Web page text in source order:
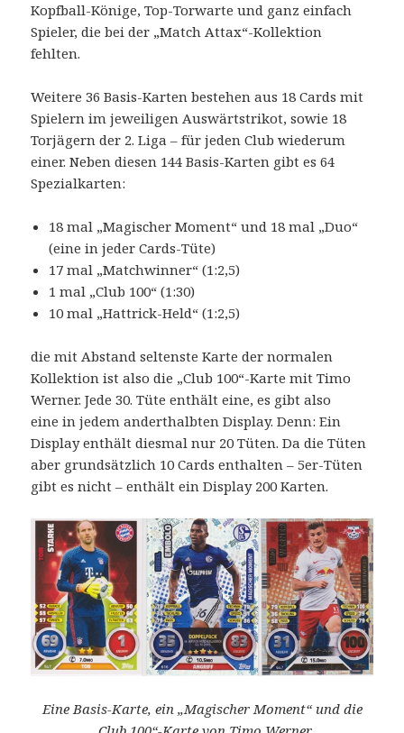
Kopfball-Könige, Top-Torwarte und ganz einfach
Spieler, die bei der „Match Attax“-Kollektion
fehlten.
Weitere 36 Basis-Karten bestehen aus 18 Cards mit
Spielern im jeweiligen Auswärtstrikot, sowie 18
Torjägern der 2. Liga – für jeden Club wiederum
einer. Neben diesen 144 Basis-Karten gibt es 64
Spezialkarten:
18 mal „Magischer Moment“ und 18 mal „Duo“
(eine in jeder Cards-Tüte)
17 mal „Matchwinner“ (1:2,5)
1 mal „Club 100“ (1:30)
10 mal „Hattrick-Held“ (1:2,5)
die mit Abstand seltenste Karte der normalen
Kollektion ist also die „Club 100“-Karte mit Timo
Werner. Jede 30. Tüte enthält eine, es gibt also
eine in jedem anderthalbten Display. Denn: Ein
Display enthält diesmal nur 20 Tüten. Da die Tüten
aber grundsätzlich 10 Cards enthalten – 5er-Tüten
gibt es nicht – enthält ein Display 200 Karten.
Eine Basis-Karte, ein „Magischer Moment“ und die